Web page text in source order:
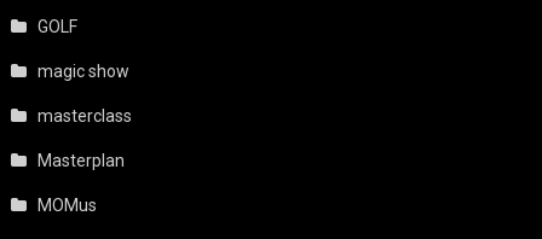
GOLF
magic show
masterclass
Masterplan
MOMus